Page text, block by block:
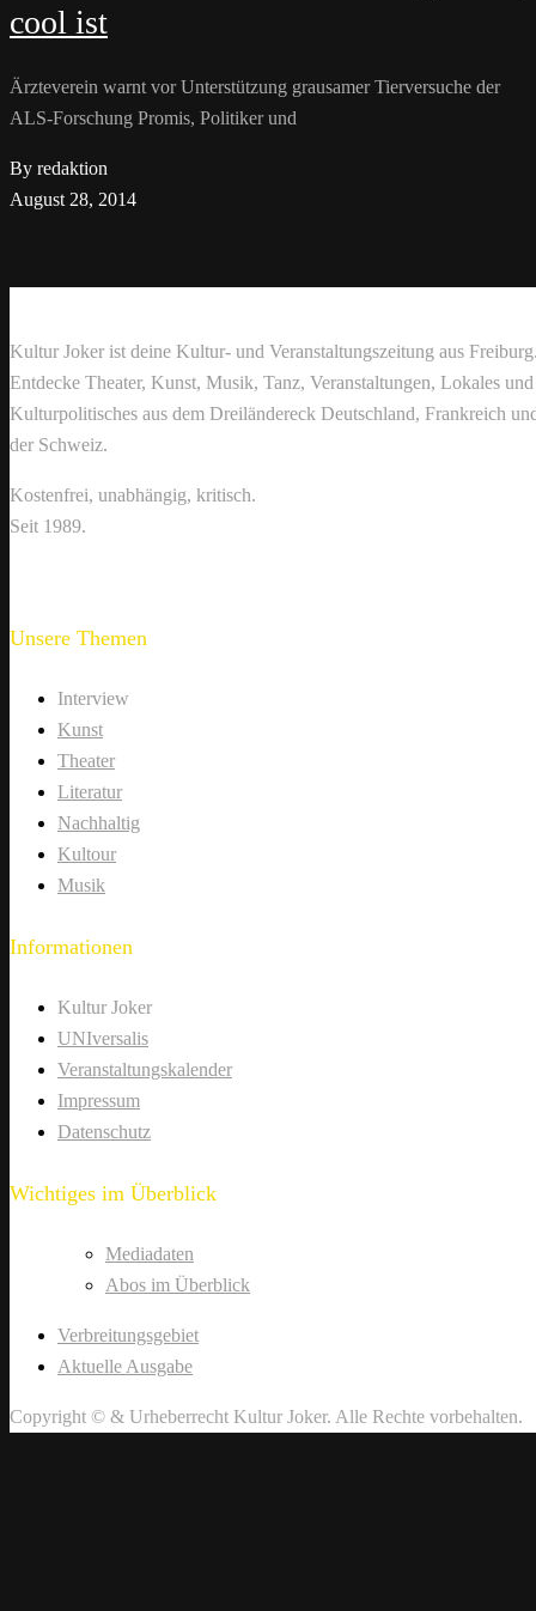
cool ist
Ärzteverein warnt vor Unterstützung grausamer Tierversuche der
ALS-Forschung Promis, Politiker und
By redaktion
August 28, 2014
Kultur Joker ist deine Kultur- und Veranstaltungszeitung aus
Entdecke Theater, Kunst, Musik, Tanz, Veranstaltungen, Lokales und
Kulturpolitisches aus dem Dreiländereck Deutschland, Frankreich
der Schweiz.
Kostenfrei, unabhängig, kritisch.
Seit 1989.
Unsere Themen
Interview
Kunst
Theater
Literatur
Nachhaltig
Kultour
Musik
Informationen
Kultur Joker
UNIversalis
Veranstaltungskalender
Impressum
Datenschutz
Wichtiges im Überblick
Mediadaten
Abos im Überblick
Verbreitungsgebiet
Aktuelle Ausgabe
Copyright © & Urheberrecht Kultur Joker. Alle Rechte vorbehalten.